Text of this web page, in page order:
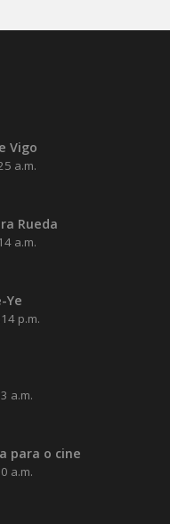
Vigo
a.m.
Rueda
a.m.
Ye
p.m.
a.m.
para o cine
a.m.